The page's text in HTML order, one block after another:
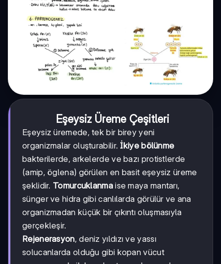
Eşeysiz Üreme Çeşitleri
Eşeysiz üremede, tek bir birey yeni
organizmalar oluşturabilir. İkiye bölünme
bakterilerde, arkelerde ve bazı protistlerde
(amip, öglena) görülen en basit eşeysiz üreme
şeklidir. Tomurcuklanmaise maya mantarı,
sünger ve hidra gibi canlılarda görülür ve ana
organizmadan küçük bir çıkıntı oluşmasıyla
gerçekleşir.
Rejenerasyon, deniz yıldızı ve yassı
solucanlarda olduğu gibi kopan vücut